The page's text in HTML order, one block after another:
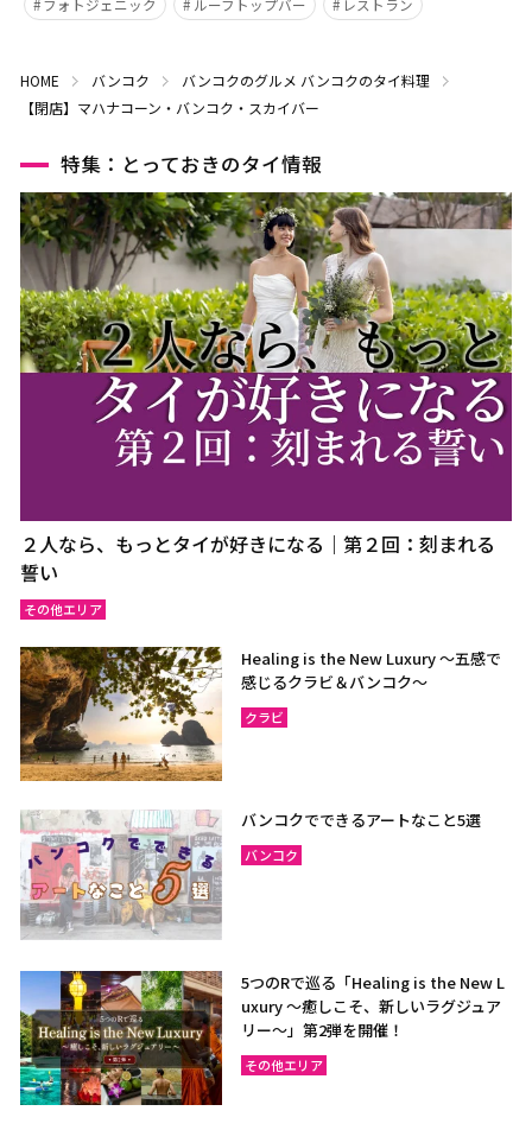
フォトジェニック ルーフトップバー レストラン
HOME バンコク バンコクのグルメ バンコクのタイ料理
【閉店】マハナコーン・バンコク・スカイバー
特集：とっておきのタイ情報
２人なら、もっとタイが好きになる｜第２回：刻まれる
誓い
その他エリア
Healing is the New Luxury ～五感で
感じるクラビ＆バンコク～
クラビ
バンコクでできるアートなこと5選
バンコク
5つのRで巡る「Healing is the New L
uxury ～癒しこそ、新しいラグジュア
リー〜」第2弾を開催！
その他エリア